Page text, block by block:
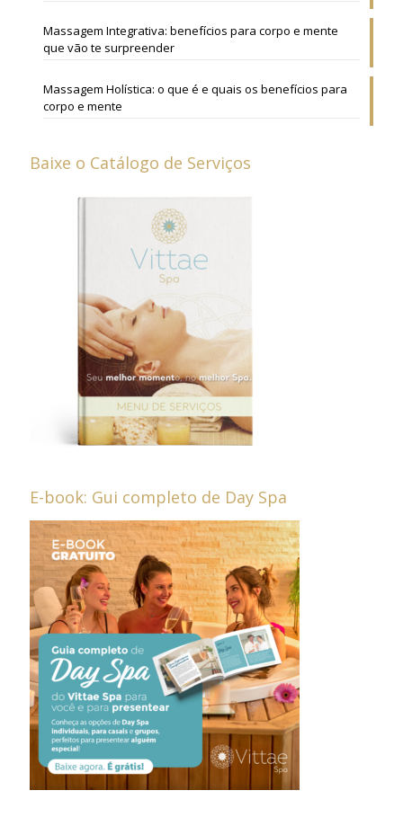
Massagem Integrativa: benefícios para corpo e mente
que vão te surpreender
Massagem Holística: o que é e quais os benefícios para
corpo e mente
Baixe o Catálogo de Serviços
E-book: Gui completo de Day Spa